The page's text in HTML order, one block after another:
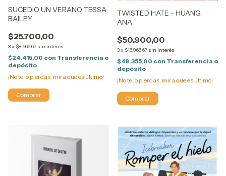
SUCEDIO UN VERANO TESSA
BAILEY
$25.700,00
3x $8.566,67 sin interés
$24.415,00 con Transferencia o
depósito
¡No te lo pierdas, mira que es último!
TWISTED HATE - HUANG,
ANA
$50.900,00
3x $16.966,67 sin interés
$48.355,00 con Transferencia o
depósito
¡No te lo pierdas, mira que es último!